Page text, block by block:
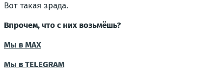
Вот такая зрада.
Впрочем, что с них возьмёшь?
Мы в МАХ
Мы в TELEGRAM